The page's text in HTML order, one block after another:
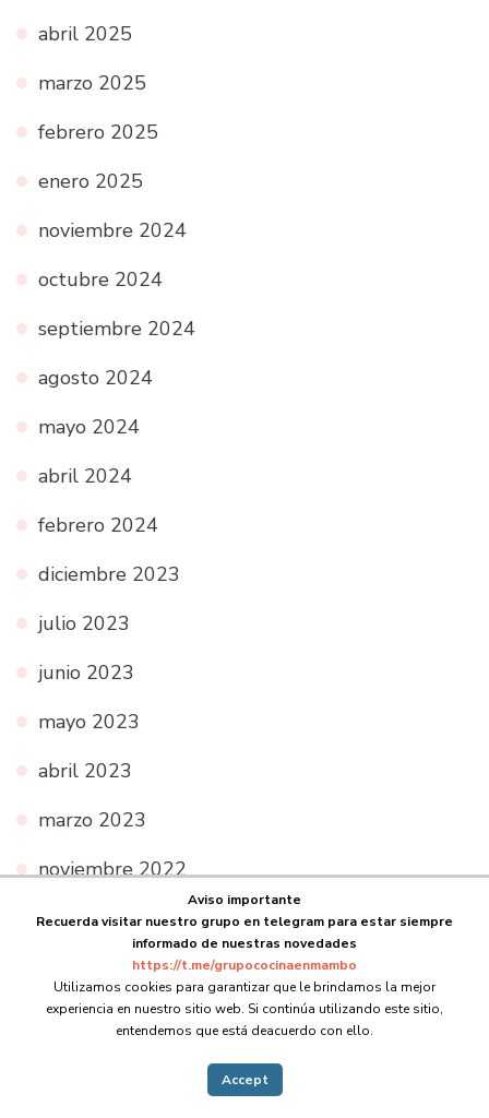
abril 2025
marzo 2025
febrero 2025
enero 2025
noviembre 2024
octubre 2024
septiembre 2024
agosto 2024
mayo 2024
abril 2024
febrero 2024
diciembre 2023
julio 2023
junio 2023
mayo 2023
abril 2023
marzo 2023
noviembre 2022
septiembre 2022
agosto 2022
julio 2022
Aviso importante
Recuerda visitar nuestro grupo en telegram para estar siempre
informado de nuestras novedades
https://t.me/grupococinaenmambo
Utilizamos cookies para garantizar que le brindamos la mejor
experiencia en nuestro sitio web. Si continúa utilizando este sitio,
entendemos que está deacuerdo con ello.
Accept